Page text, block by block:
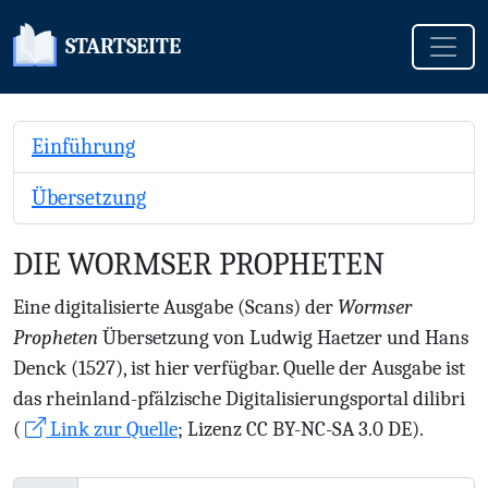
STARTSEITE
Einführung
Übersetzung
DIE WORMSER PROPHETEN
Eine digitalisierte Ausgabe (Scans) der Wormser
ProphetenÜbersetzung von Ludwig Haetzer und Hans
Denck (1527), ist hier verfügbar. Quelle der Ausgabe ist
das rheinland-pfälzische Digitalisierungsportal dilibri
(
Link zur Quelle; Lizenz CC BY-NC-SA 3.0 DE).